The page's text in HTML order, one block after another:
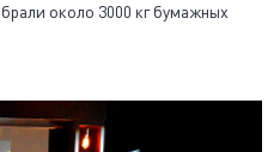
около 3000 кг бумажных